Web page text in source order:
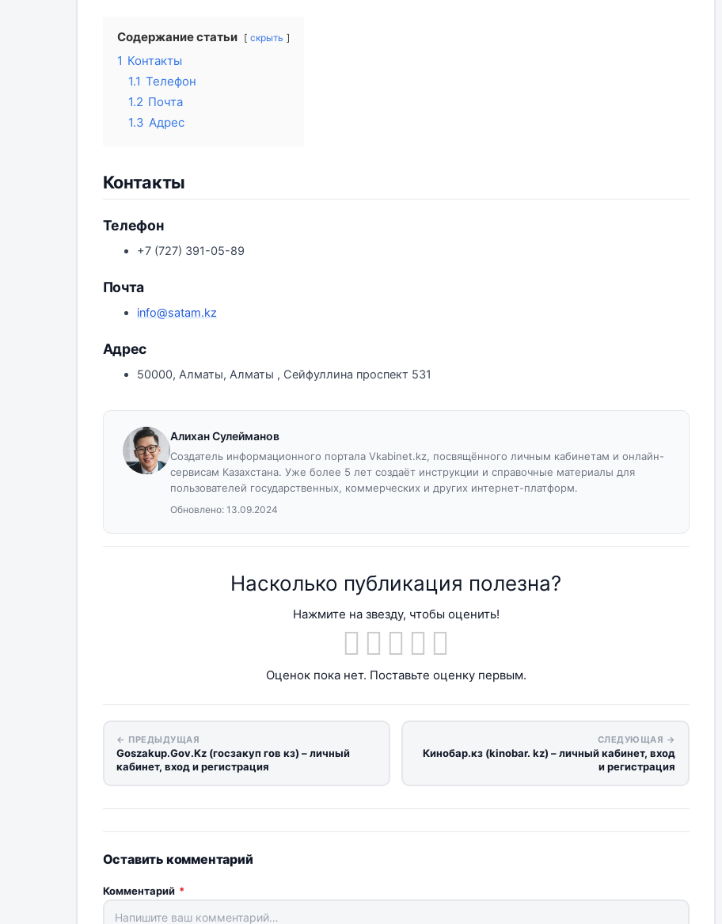
Содержание статьи скрыть
1 Контакты
1.1 Телефон
1.2 Почта
1.3 Адрес
Контакты
Телефон
+7 (727) 391-05-89
Почта
info@satam.kz
Адрес
50000, Алматы, Алматы , Сейфуллина проспект 531
Алихан Сулейманов
Создатель информационного портала Vkabinet.kz, посвящённого личным кабинетам и онлайн-
сервисам Казахстана. Уже более 5 лет создаёт инструкции и справочные материалы для
пользователей государственных, коммерческих и других интернет-платформ.
Обновлено: 13.09.2024
Насколько публикация полезна?
Нажмите на звезду, чтобы оценить!
Оценок пока нет. Поставьте оценку первым.
← ПРЕДЫДУЩАЯ
Goszakup.Gov.Kz (госзакуп гов кз) – личный
кабинет, вход и регистрация
СЛЕДУЮЩАЯ →
Кинобар.кз (kinobar. kz) – личный кабинет, вход
и регистрация
Оставить комментарий
Комментарий *